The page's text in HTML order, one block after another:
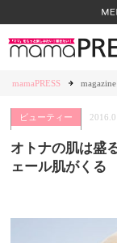
mamaPRESS magazine
ビューティー
オトナの肌は盛
ェール肌がくる